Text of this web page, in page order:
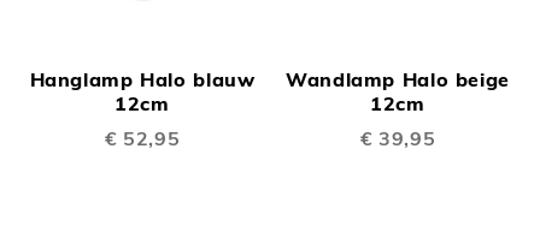
Hanglamp Halo blauw
12cm
€ 52,95
Wandlamp Halo beige
12cm
€ 39,95